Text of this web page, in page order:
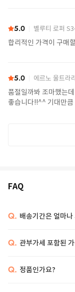
5.0 벨루티 로퍼
합리적인 가격이 구매
5.0 에르노 울트라라이트 나일
품절일까봐 조마했는
좋습니다!!^^ 기대만큼
FAQ
Q. 배송기간은 얼마나
Q. 관부가세 포함된
Q. 정품인가요?